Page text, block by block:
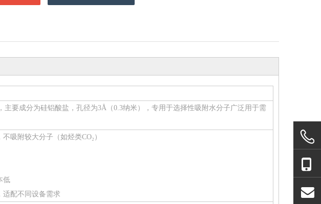
要成分为硅铝酸盐，孔径为3Å（0.3纳米），专用于选择性吸附水分子广泛用于需
吸附较大分子（如烃类CO₂）
低
适配不同设备需求